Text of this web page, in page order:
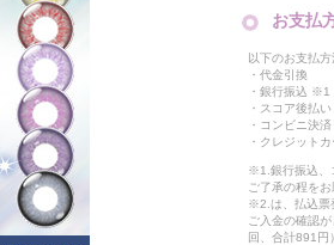
お支払
以下のお支払方
・代金引換
・銀行振込 ※1
・スコア後払
・コンビニ決
・クレジット
※1.銀行振込、
ご了承の程をお
※2.は、払込票
ご入金の確認
回、合計891